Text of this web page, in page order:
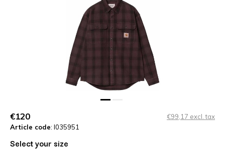
€120
€99,17 excl. tax
Article code: I035951
Select your size